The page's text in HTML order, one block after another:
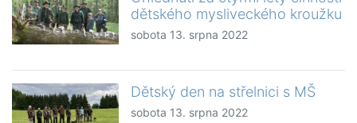
dětského mysliveckého kroužku
sobota 13. srpna 2022
Dětský den na střelnici s MŠ
sobota 13. srpna 2022